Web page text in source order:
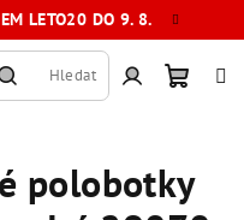
LETO20 DO 9. 8.
Hledat
košík
polobotky